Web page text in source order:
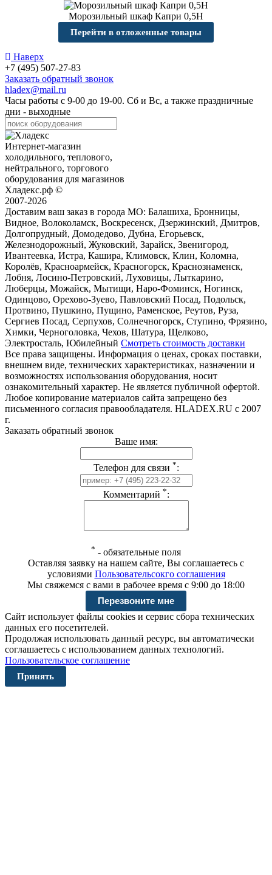
Морозильный шкаф Капри 0,5Н
Перейти в отложенные товары
Наверх
+7 (495) 507-27-83
Заказать обратный звонок
hladex@mail.ru
Часы работы с 9-00 до 19-00. Сб и Вс, а также праздничные
дни - выходные
Интернет-магазин
холодильного, теплового,
нейтрального, торгового
оборудования для магазинов
Хладекс.рф ©
2007-2026
Доставим ваш заказ в города МО: Балашиха, Бронницы,
Видное, Волоколамск, Воскресенск, Дзержинский, Дмитров,
Долгопрудный, Домодедово, Дубна, Егорьевск,
Железнодорожный, Жуковский, Зарайск, Звенигород,
Ивантеевка, Истра, Кашира, Климовск, Клин, Коломна,
Королёв, Красноармейск, Красногорск, Краснознаменск,
Лобня, Лосино-Петровский, Луховицы, Лыткарино,
Люберцы, Можайск, Мытищи, Наро-Фоминск, Ногинск,
Одинцово, Орехово-Зуево, Павловский Посад, Подольск,
Протвино, Пушкино, Пущино, Раменское, Реутов, Руза,
Сергиев Посад, Серпухов, Солнечногорск, Ступино, Фрязино,
Химки, Черноголовка, Чехов, Шатура, Щелково,
Электросталь, Юбилейный Смотреть стоимость доставки
Все права защищены. Информация о ценах, сроках поставки,
внешнем виде, технических характеристиках, назначении и
возможностях использования оборудования, носит
ознакомительный характер. Не является публичной офертой.
Любое копирование материалов сайта запрещено без
письменного согласия правообладателя. HLADEX.RU c 2007
г.
Заказать обратный звонок
Ваше имя:
Телефон для связи *:
Комментарий *:
* - обязательные поля
Оставляя заявку на нашем сайте, Вы соглашаетесь с
условиями Пользовательсокго соглашения
Мы свяжемся с вами в рабочее время с 9:00 до 18:00
Сайт использует файлы cookies и сервис сбора технических
данных его посетителей.
Продолжая использовать данный ресурс, вы автоматически
соглашаетесь с использованием данных технологий.
Пользовательское соглашение
Принять